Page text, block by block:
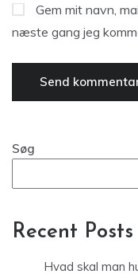
Gem mit navn,
næste gang jeg
Søg
Recent Posts
Hvad skal man